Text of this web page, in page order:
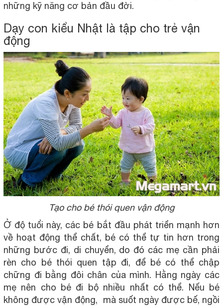
những kỹ năng cơ bản đầu đời.
Dạy con kiểu Nhật là tập cho trẻ vận
động
Tạo cho bé thói quen vận động
Ở độ tuổi này, các bé bắt đầu phát triển mạnh hơn
về hoạt động thể chất, bé có thể tự tin hơn trong
những bước đi, di chuyển, do đó các mẹ cần phải
rèn cho bé thói quen tập đi, để bé có thể chập
chững đi bằng đôi chân của mình. Hằng ngày các
mẹ nên cho bé đi bộ nhiều nhất có thể. Nếu bé
không được vận động, mà suốt ngày được bế, ngồi